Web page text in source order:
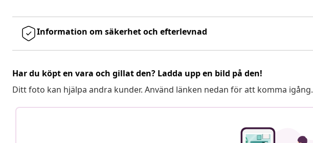
Information om säkerhet och efterlevnad
Har du köpt en vara och gillat den? Ladda upp en bild på den!
Ditt foto kan hjälpa andra kunder. Använd länken nedan för att komma igång.